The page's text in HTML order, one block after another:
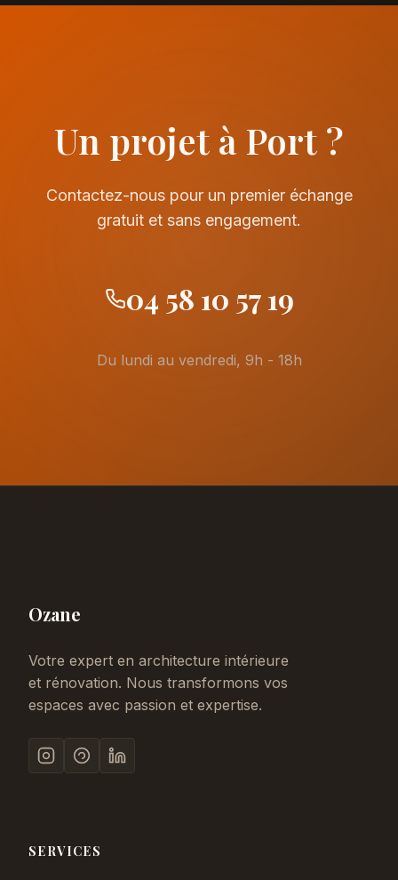
Un projet à Port ?
Contactez-nous pour un premier échange
gratuit et sans engagement.
04 58 10 57 19
Du lundi au vendredi, 9h - 18h
Ozane
Votre expert en architecture intérieure
et rénovation. Nous transformons vos
espaces avec passion et expertise.
SERVICES